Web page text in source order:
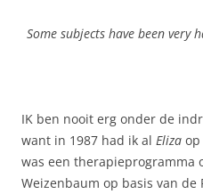
Some subjects have been very
IK ben nooit erg onder de
want in 1987 had ik al Eliza
was een therapieprogramma
Weizenbaum op basis van de